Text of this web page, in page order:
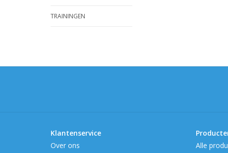
TRAININGEN
Klantenservice
Over ons
Alle